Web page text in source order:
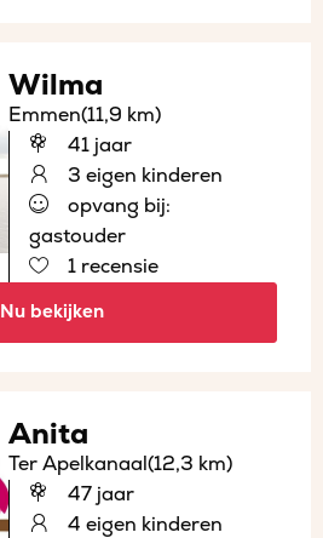
Wilma
Emmen(11,9 km)
41 jaar
3 eigen kinderen
opvang bij:
gastouder
1 recensie
Nu bekijken
Anita
Ter Apelkanaal(12,3 km)
47 jaar
4 eigen kinderen